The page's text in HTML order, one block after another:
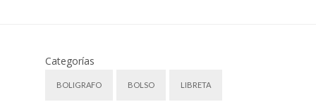
Categorías
BOLIGRAFO BOLSO LIBRETA